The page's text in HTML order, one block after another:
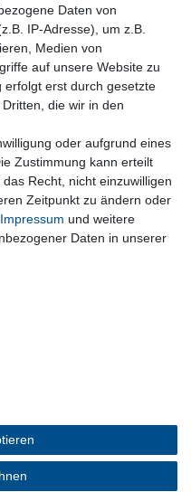
bis 3 Werktage
EURO Warenwert
DatenschutzerklärungAGB
Kosten
Daten von
IP-Adresse), um z.B.
Medien von
auf unsere Website zu
erfolgt erst durch gesetzte
die wir in den
oder aufgrund eines
Zustimmung kann erteilt
Recht, nicht einzuwilligen
Zeitpunkt zu ändern oder
Impressum und weitere
Daten in unserer